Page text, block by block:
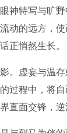
神特写与
动的远方，
正悄然生长。
。虚妄与温
过程中，将
直面交锋，